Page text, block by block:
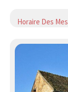
Horaire Des